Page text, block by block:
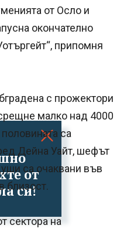
от
си!
от Осло и
окончателно
припомня
с прожектори
малко над 4000
са
Дейна Уайт, шефът
са очаквани във
близост.
сектора на